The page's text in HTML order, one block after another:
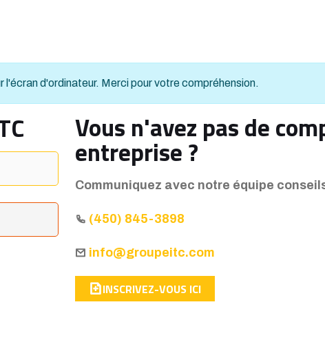
d'ordinateur. Merci pour votre compréhension.
Vous n'avez pas de
entreprise ?
Communiquez avec notre équipe
(450) 845-3898
info@groupeitc.com
INSCRIVEZ-VOUS ICI